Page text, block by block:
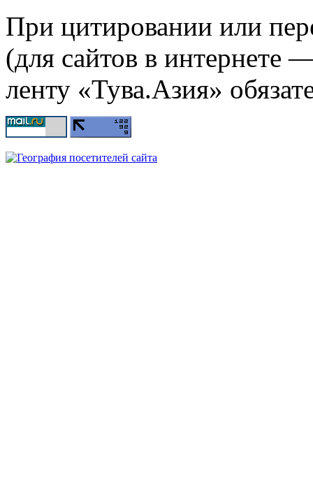
При цитировании или
(для сайтов в интернете
ленту «Тува.Азия»